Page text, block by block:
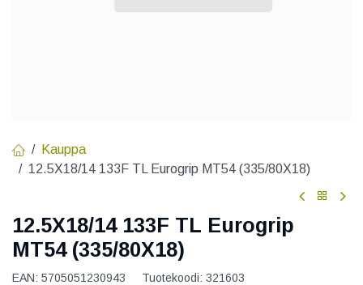
Kauppa
12.5X18/14 133F TL Eurogrip MT54 (335/80X18)
12.5X18/14 133F TL Eurogrip
MT54 (335/80X18)
EAN: 5705051230943 Tuotekoodi: 321603